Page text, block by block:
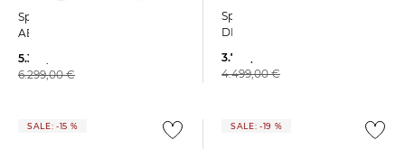
Specialized | Rennrad
AETHOS EXPERT DI2
5.323,99 €
6.299,00 €
Specialized | Gravelbike
DIVERGE COMP aus Carbon
3.759,99 €
4.499,00 €
SALE: -15 % SALE: -19 %